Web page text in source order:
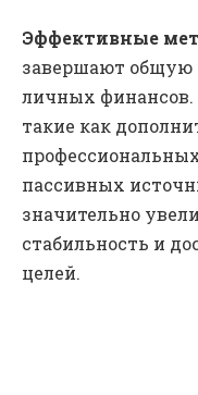
Эффективные
завершают общую
личных финансов.
такие как
пассивных
значительно
стабильность и
целей.